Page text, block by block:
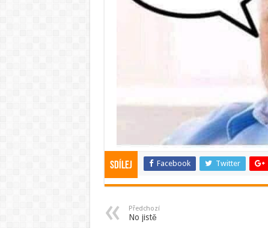
Sdílej Facebook Twitter
Předchozí
No jistě